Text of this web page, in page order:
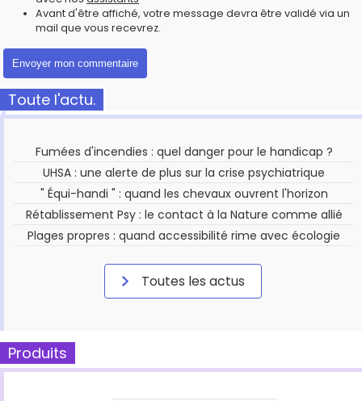
Avant d'être affiché, votre message devra être validé via un
mail que vous recevrez.
Toute l'actu.
Fumées d'incendies : quel danger pour le handicap ?
UHSA : une alerte de plus sur la crise psychiatrique
" Équi-handi " : quand les chevaux ouvrent l'horizon
Rétablissement Psy : le contact à la Nature comme allié
Plages propres : quand accessibilité rime avec écologie
Toutes les actus
Produits